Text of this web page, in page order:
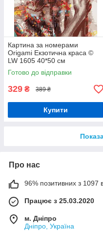
Картина за номерами
Origami Екзотична краса ©
LW 1605 40*50 см
Готово до відправки
329 ₴ 389 ₴
Купити
Про нас
96% позитивних з 1097
Працює з 25.03.2020
м. Дніпро
Дніпро, Україна